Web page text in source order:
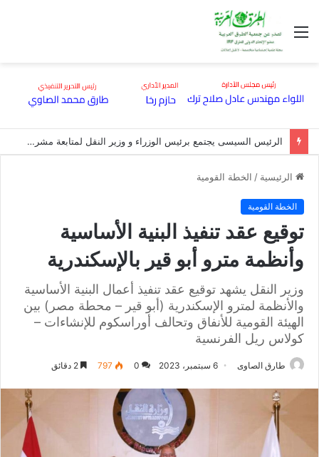
القائمة
الرئيس السيسى يجتمع برئيس الوزراء و وزير النقل لمتابعة مشروعات قطاعات النقل والموانئ والممرات اللوجيستية
الرئيسية / الخطة القومية
الخطة القومية
توقيع عقد تنفيذ البنية الأساسية
وأنظمة مترو أبو قير بالإسكندرية
وزير النقل يشهد توقيع عقد تنفيذ أعمال البنية الأساسية
والأنظمة لمترو الإسكندرية (أبو قير – محطة مصر) بين
الهيئة القومية للأنفاق وتحالف أوراسكوم للإنشاءات –
كولاس ريل الفرنسية
طارق الصاوى 6 سبتمبر، 2023 0
797